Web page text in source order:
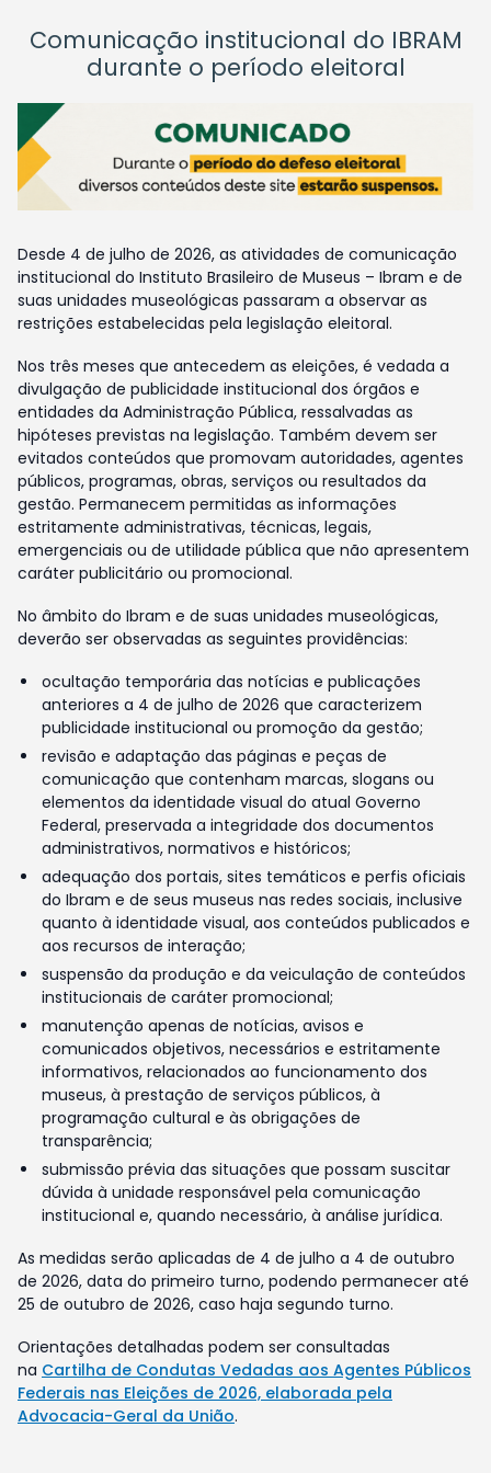
Comunicação institucional do IBRAM
durante o período eleitoral
Desde 4 de julho de 2026, as atividades de comunicação
institucional do Instituto Brasileiro de Museus – Ibram e de
suas unidades museológicas passaram a observar as
restrições estabelecidas pela legislação eleitoral.
Nos três meses que antecedem as eleições, é vedada a
divulgação de publicidade institucional dos órgãos e
entidades da Administração Pública, ressalvadas as
hipóteses previstas na legislação. Também devem ser
evitados conteúdos que promovam autoridades, agentes
públicos, programas, obras, serviços ou resultados da
gestão. Permanecem permitidas as informações
estritamente administrativas, técnicas, legais,
emergenciais ou de utilidade pública que não apresentem
caráter publicitário ou promocional.
No âmbito do Ibram e de suas unidades museológicas,
deverão ser observadas as seguintes providências:
ocultação temporária das notícias e publicações
anteriores a 4 de julho de 2026 que caracterizem
publicidade institucional ou promoção da gestão;
revisão e adaptação das páginas e peças de
comunicação que contenham marcas, slogans ou
elementos da identidade visual do atual Governo
Federal, preservada a integridade dos documentos
administrativos, normativos e históricos;
adequação dos portais, sites temáticos e perfis oficiais
do Ibram e de seus museus nas redes sociais, inclusive
quanto à identidade visual, aos conteúdos publicados e
aos recursos de interação;
suspensão da produção e da veiculação de conteúdos
institucionais de caráter promocional;
manutenção apenas de notícias, avisos e
comunicados objetivos, necessários e estritamente
informativos, relacionados ao funcionamento dos
museus, à prestação de serviços públicos, à
programação cultural e às obrigações de
transparência;
submissão prévia das situações que possam suscitar
dúvida à unidade responsável pela comunicação
institucional e, quando necessário, à análise jurídica.
As medidas serão aplicadas de 4 de julho a 4 de outubro
de 2026, data do primeiro turno, podendo permanecer até
25 de outubro de 2026, caso haja segundo turno.
Orientações detalhadas podem ser consultadas
na Cartilha de Condutas Vedadas aos Agentes Públicos
Federais nas Eleições de 2026, elaborada pela
Advocacia-Geral da União.